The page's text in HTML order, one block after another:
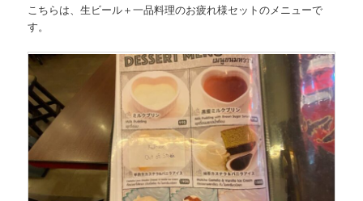
こちらは、生ビール＋一品料理のお疲れ様セットのメニューで
す。